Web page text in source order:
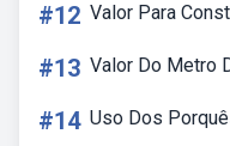
#12 Valor Para
#13 Valor Do Metro
#14 Uso Dos